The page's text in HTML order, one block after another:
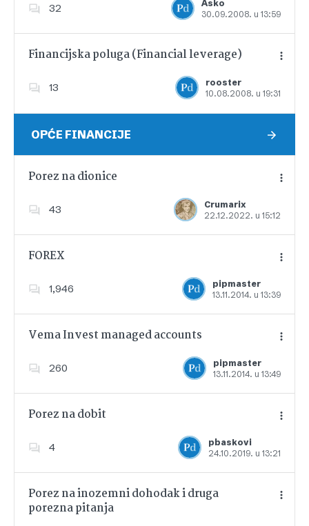
32
Asko
30.09.2008. u 13:59
Dodajte u favorite
Financijska poluga (Financial leverage)
13
rooster
10.08.2008. u 19:31
Dodajte u favorite
OPĆE FINANCIJE
Porez na dionice
43
Crumarix
22.12.2022. u 15:12
Dodajte u favorite
FOREX
1,946
pipmaster
13.11.2014. u 13:39
Dodajte u favorite
Vema Invest managed accounts
260
pipmaster
13.11.2014. u 13:49
Dodajte u favorite
Porez na dobit
4
pbaskovi
24.10.2019. u 13:21
Dodajte u favorite
Porez na inozemni dohodak i druga
porezna pitanja